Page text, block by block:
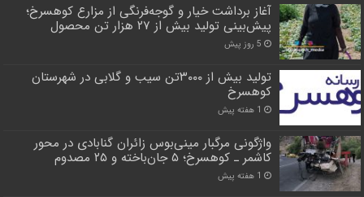
آغاز برداشت خیار و گوجه‌فرنگی از مزارع کوهسرخ؛
پیش‌بینی تولید بیش از ۲۷ هزار تن محصول
5 روز پیش
تولید بیش از ۳۰۰۰تن سیب و گلابی در شهرستان
کوهسرخ
1 هفته پیش
واژگونی مرگبار مینی‌بوس زائران گنابادی در محور
کاشمر ـ کوهسرخ؛ ۵ جان‌باخته و ۲۵ مصدوم
1 هفته پیش